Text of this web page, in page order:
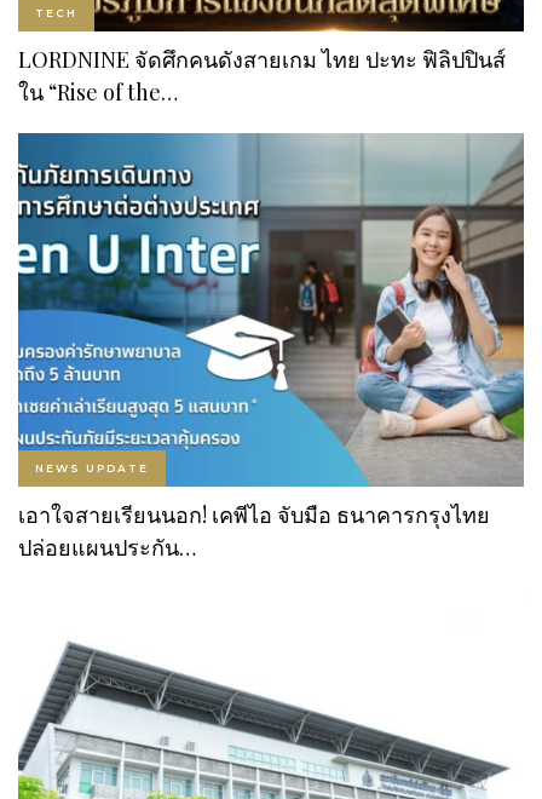
TECH
LORDNINE จัดศึกคนดังสายเกม ไทย ปะทะ ฟิลิปปินส์
ใน “Rise of the…
NEWS UPDATE
เอาใจสายเรียนนอก! เคพีไอ จับมือ ธนาคารกรุงไทย
ปล่อยแผนประกัน…